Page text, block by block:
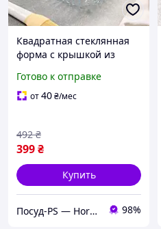
Квадратная стеклянная
форма с крышкой из
1.2л, посуда в духовку
Боркам
Готово к отправке
от40₴/мес
399₴
492 ₴
Купить
Посуд-PS — Horeca Посуда Подарки 98%